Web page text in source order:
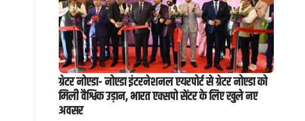
ग्रेटर नोएडा- नोएडा इंटरनेशनल एयरपोर्ट से ग्रेटर नोएडा को
मिली वैश्विक उड़ान, भारत एक्सपो सेंटर के लिए खुले नए
अवसर